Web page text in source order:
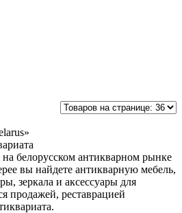
белорусском антикварном рынке
вы найдете антикварную мебель,
зеркала и аксессуары для
продажей, реставрацией